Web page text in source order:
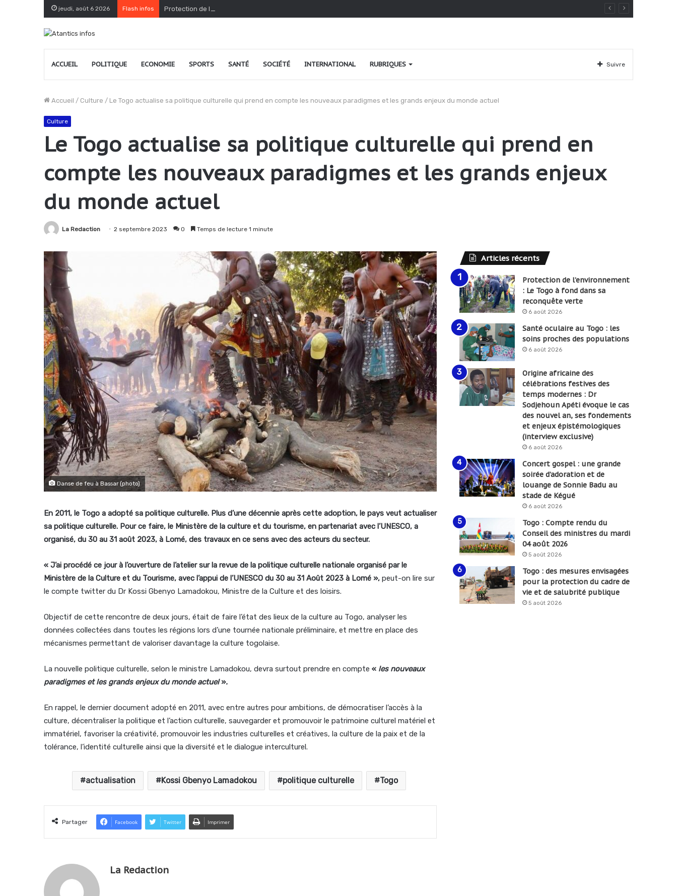
jeudi, août 6 2026 Flash infos Protection de l’environnement : Le Togo à fond dans sa reconquête verte
ACCUEIL POLITIQUE ECONOMIE SPORTS SANTÉ SOCIÉTÉ INTERNATIONAL RUBRIQUES Suivre
Accueil / Culture / Le Togo actualise sa politique culturelle qui prend en compte les nouveaux paradigmes et les grands enjeux du monde actuel
Culture
Le Togo actualise sa politique culturelle qui prend en
compte les nouveaux paradigmes et les grands enjeux
du monde actuel
La Redaction 2 septembre 2023 0 Temps de lecture 1 minute
Danse de feu à Bassar (photo)
En 2011, le Togo a adopté sa politique culturelle. Plus d’une décennie après cette adoption, le pays veut actualiser
sa politique culturelle. Pour ce faire, le Ministère de la culture et du tourisme, en partenariat avec l’UNESCO, a
organisé, du 30 au 31 août 2023, à Lomé, des travaux en ce sens avec des acteurs du secteur.
« J’ai procédé ce jour à l’ouverture de l’atelier sur la revue de la politique culturelle nationale organisé par le
Ministère de la Culture et du Tourisme, avec l’appui de l’UNESCO du 30 au 31 Août 2023 à Lomé », peut-on lire sur
le compte twitter du Dr Kossi Gbenyo Lamadokou, Ministre de la Culture et des loisirs.
Objectif de cette rencontre de deux jours, était de faire l’état des lieux de la culture au Togo, analyser les
données collectées dans toutes les régions lors d’une tournée nationale préliminaire, et mettre en place des
mécanismes permettant de valoriser davantage la culture togolaise.
La nouvelle politique culturelle, selon le ministre Lamadokou, devra surtout prendre en compte « les nouveaux
paradigmes et les grands enjeux du monde actuel ».
En rappel, le dernier document adopté en 2011, avec entre autres pour ambitions, de démocratiser l’accès à la
culture, décentraliser la politique et l’action culturelle, sauvegarder et promouvoir le patrimoine culturel matériel et
immatériel, favoriser la créativité, promouvoir les industries culturelles et créatives, la culture de la paix et de la
tolérance, l’identité culturelle ainsi que la diversité et le dialogue interculturel.
actualisation Kossi Gbenyo Lamadokou politique culturelle Togo
Partager Facebook Twitter Imprimer
La Redaction
Articles récents
Protection de l’environnement
: Le Togo à fond dans sa
reconquête verte
6 août 2026
Santé oculaire au Togo : les
soins proches des populations
6 août 2026
Origine africaine des
célébrations festives des
temps modernes : Dr
Sodjehoun Apéti évoque le cas
des nouvel an, ses fondements
et enjeux épistémologiques
(interview exclusive)
6 août 2026
Concert gospel : une grande
soirée d’adoration et de
louange de Sonnie Badu au
stade de Kégué
6 août 2026
Togo : Compte rendu du
Conseil des ministres du mardi
04 août 2026
5 août 2026
Togo : des mesures envisagées
pour la protection du cadre de
vie et de salubrité publique
5 août 2026